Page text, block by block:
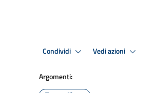
Condividi Vedi azioni
Argomenti: